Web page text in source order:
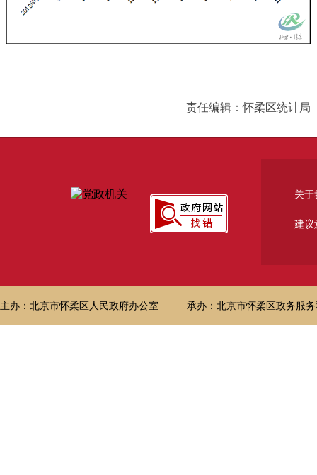
责任编辑：怀柔区统计局
关于
建议
主办：北京市怀柔区人民政府办公室 承办：北京市怀柔区政务服